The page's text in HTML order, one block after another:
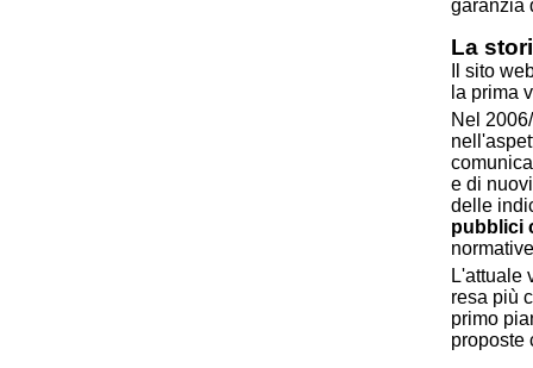
garanzia
La
Il sito
la prima
Nel
e di
delle
pubblici
L'attuale
resa più
primo
proposte